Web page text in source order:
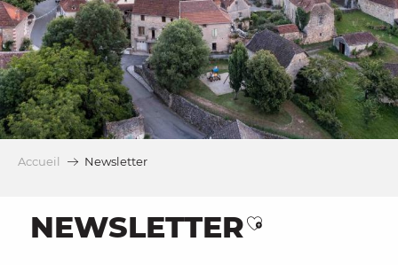
Accueil Newsletter
NEWSLETTERAjouter aux